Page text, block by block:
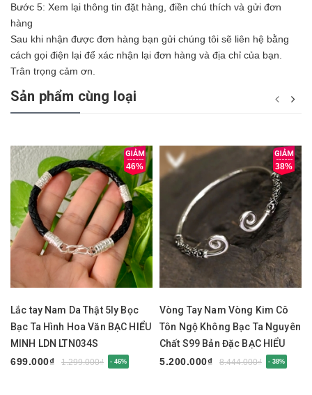
Bước 5: Xem lại thông tin đặt hàng, điền chú thích và gửi đơn
hàng
Sau khi nhận được đơn hàng bạn gửi chúng tôi sẽ liên hệ bằng
cách gọi điện lại để xác nhận lại đơn hàng và địa chỉ của bạn.
Trân trọng cảm ơn.
Sản phẩm cùng loại
46%
Lắc tay Nam Da Thật 5ly Bọc
Bạc Ta Hình Hoa Văn BẠC HIỂU
MINH LDN LTN034S
699.000₫
1.299.000₫ - 46%
38%
Vòng Tay Nam Vòng Kim Cô
Tôn Ngộ Không Bạc Ta Nguyên
Chất S99 Bản Đặc BẠC HIỂU
MINH LTN047S
5.200.000₫ 8.444.000₫ - 38%